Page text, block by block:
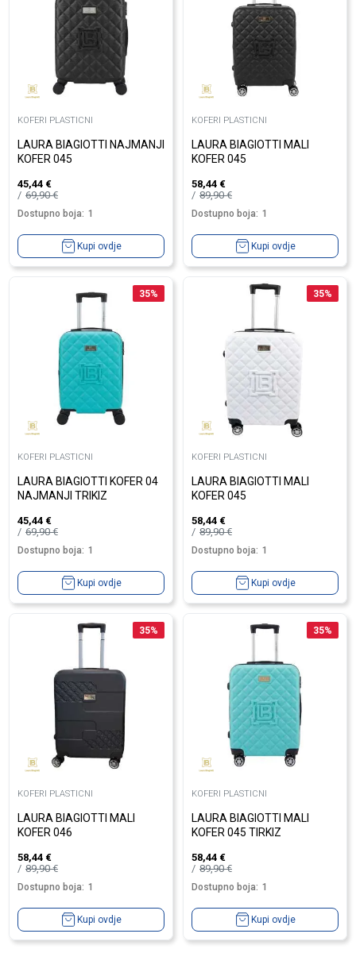
KOFERI PLASTICNI
LAURA BIAGIOTTI NAJMANJI
KOFER 045
45,44 €
69,90€
Dostupno boja: 1
Kupi ovdje
KOFERI PLASTICNI
LAURA BIAGIOTTI MALI
KOFER 045
58,44 €
89,90€
Dostupno boja: 1
Kupi ovdje
35%
KOFERI PLASTICNI
LAURA BIAGIOTTI KOFER 04
NAJMANJI TRIKIZ
45,44 €
69,90€
Dostupno boja: 1
Kupi ovdje
35%
KOFERI PLASTICNI
LAURA BIAGIOTTI MALI
KOFER 045
58,44 €
89,90€
Dostupno boja: 1
Kupi ovdje
35%
KOFERI PLASTICNI
LAURA BIAGIOTTI MALI
KOFER 046
58,44 €
89,90€
Dostupno boja: 1
Kupi ovdje
35%
KOFERI PLASTICNI
LAURA BIAGIOTTI MALI
KOFER 045 TIRKIZ
58,44 €
89,90€
Dostupno boja: 1
Kupi ovdje